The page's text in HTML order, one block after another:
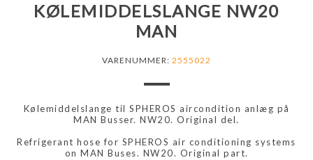
KØLEMIDDELSLANGE NW20
MAN
VARENUMMER: 2555022
Kølemiddelslange til SPHEROS aircondition anlæg på
MAN Busser. NW20. Original del.
Refrigerant hose for SPHEROS air conditioning systems
on MAN Buses. NW20. Original part.